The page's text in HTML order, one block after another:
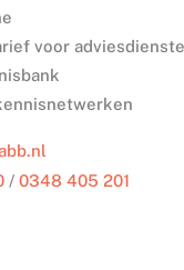
voor
/ 0348 405 201